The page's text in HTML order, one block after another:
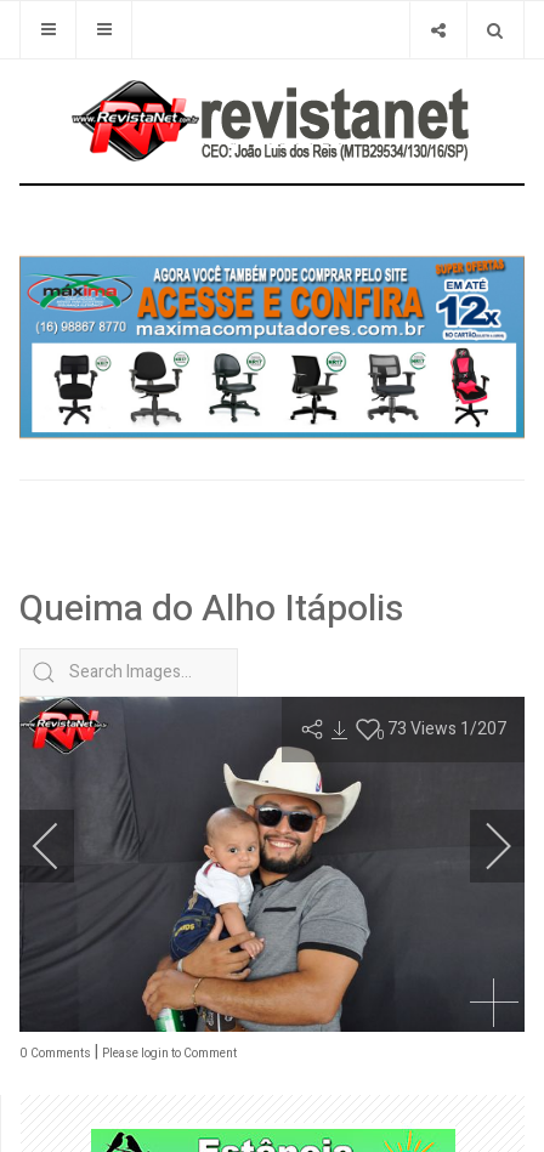
Queima do Alho Itápolis
0 73Views 1/207
0 Comments | Please login to Comment